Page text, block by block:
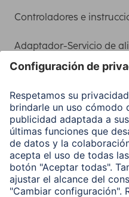
Controladores e
Adaptador-Servicio de
Clientes online
Conviértete en
Compañía